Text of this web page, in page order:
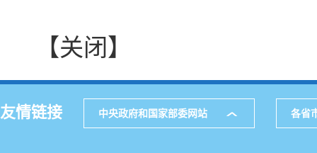
【关闭】
友情链接 中央政府和国家部委网站 各省